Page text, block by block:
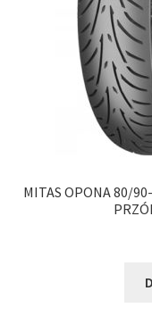
MITAS OPONA 80/